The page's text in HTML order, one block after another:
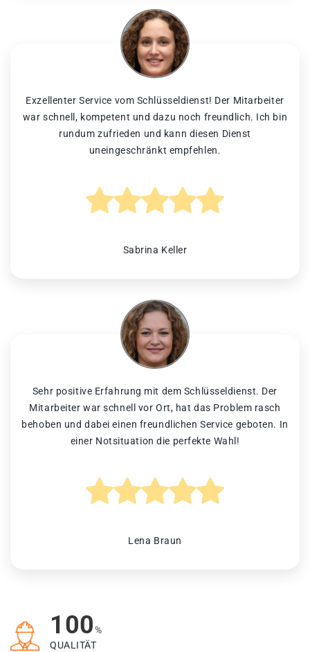
Exzellenter Service vom Schlüsseldienst! Der Mitarbeiter
war schnell, kompetent und dazu noch freundlich. Ich bin
rundum zufrieden und kann diesen Dienst
uneingeschränkt empfehlen.
Sabrina Keller
Sehr positive Erfahrung mit dem Schlüsseldienst. Der
Mitarbeiter war schnell vor Ort, hat das Problem rasch
behoben und dabei einen freundlichen Service geboten. In
einer Notsituation die perfekte Wahl!
Lena Braun
100%
QUALITÄT